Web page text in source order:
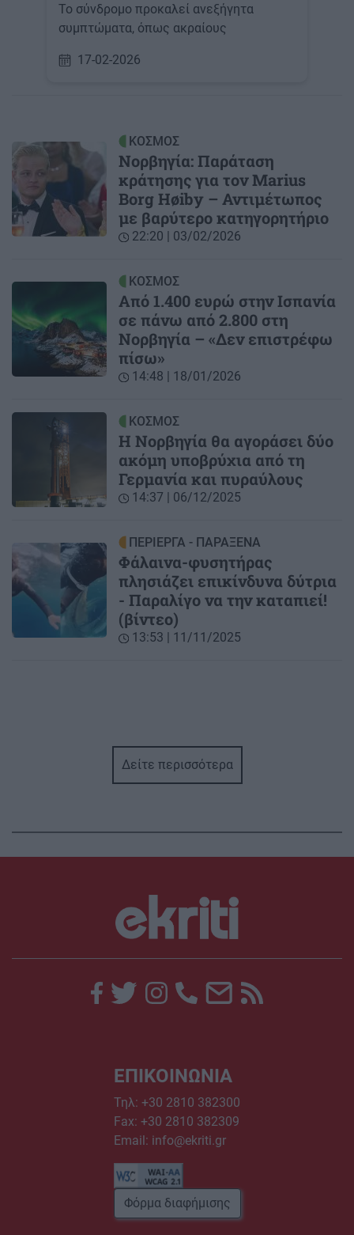
Το σύνδρομο προκαλεί ανεξήγητα
συμπτώματα, όπως ακραίους
17-02-2026
ΚΟΣΜΟΣ
Νορβηγία: Παράταση
κράτησης για τον Marius
Borg Høiby – Αντιμέτωπος
με βαρύτερο κατηγορητήριο
22:20 | 03/02/2026
ΚΟΣΜΟΣ
Από 1.400 ευρώ στην Ισπανία
σε πάνω από 2.800 στη
Νορβηγία – «Δεν επιστρέφω
πίσω»
14:48 | 18/01/2026
ΚΟΣΜΟΣ
Η Νορβηγία θα αγοράσει δύο
ακόμη υποβρύχια από τη
Γερμανία και πυραύλους
14:37 | 06/12/2025
ΠΕΡΙΕΡΓΑ - ΠΑΡΑΞΕΝΑ
Φάλαινα-φυσητήρας
πλησιάζει επικίνδυνα δύτρια
- Παραλίγο να την καταπιεί!
(βίντεο)
13:53 | 11/11/2025
Δείτε περισσότερα
ΕΠΙΚΟΙΝΩΝΙΑ
Τηλ: +30 2810 382300
Fax: +30 2810 382309
Email: info@ekriti.gr
Φόρμα διαφήμισης